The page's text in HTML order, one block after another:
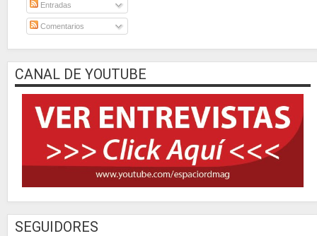
Entradas
Comentarios
CANAL DE YOUTUBE
SEGUIDORES